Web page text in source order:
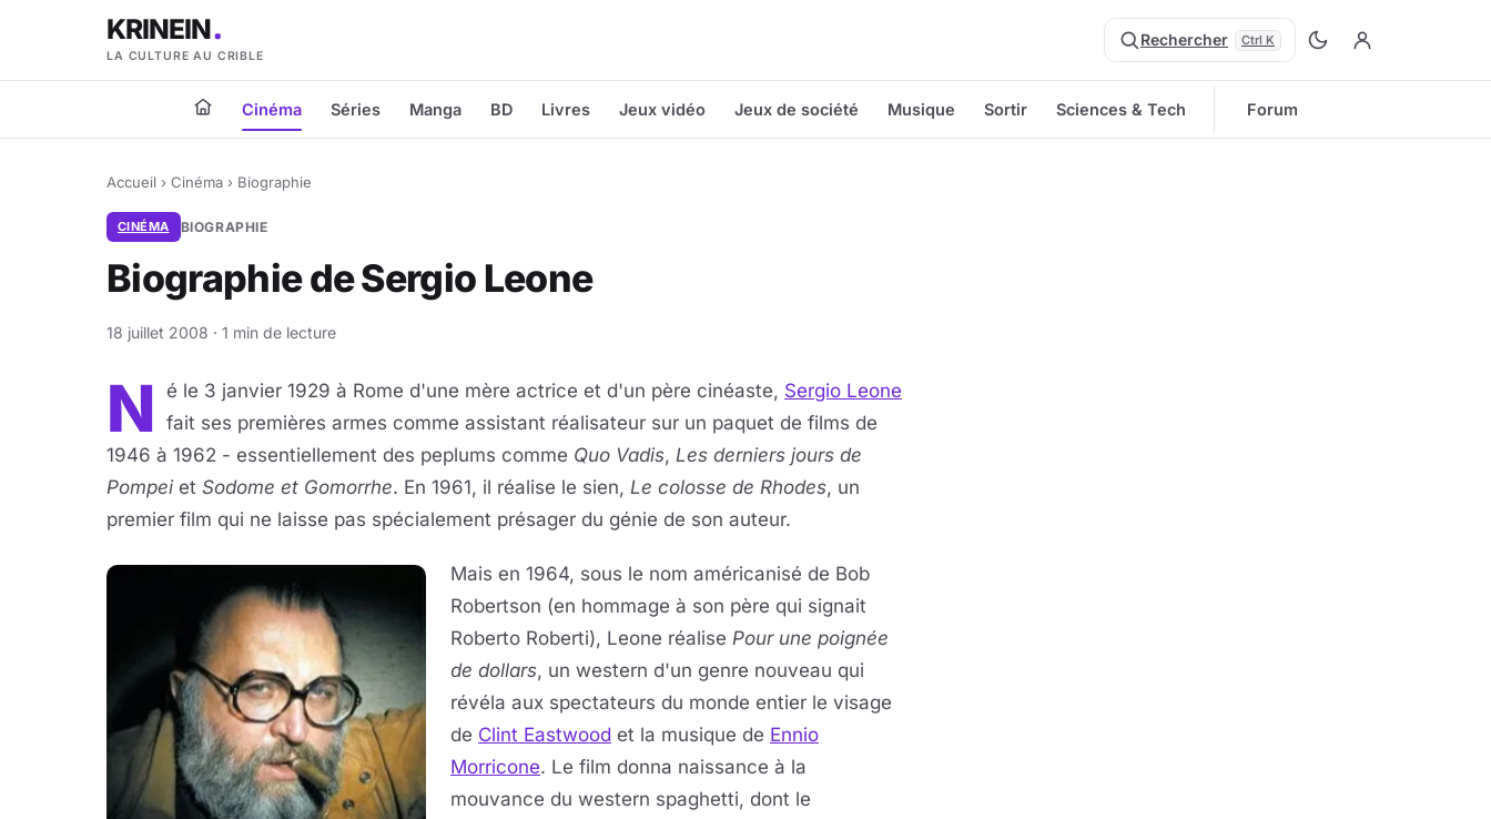
KRINEIN
LA CULTURE AU CRIBLE
Rechercher Ctrl K
Cinéma Séries Manga BD Livres Jeux vidéo Jeux de société Musique Sortir Sciences & Tech Forum
Accueil › Cinéma › Biographie
CINÉMA BIOGRAPHIE
Biographie de Sergio Leone
18 juillet 2008 · 1 min de lecture
N é le 3 janvier 1929 à Rome d'une mère actrice et d'un père cinéaste, Sergio Leone
fait ses premières armes comme assistant réalisateur sur un paquet de films de
1946 à 1962 - essentiellement des peplums comme Quo Vadis, Les derniers jours de
Pompeiet Sodome et Gomorrhe. En 1961, il réalise le sien, Le colosse de Rhodes, un
premier film qui ne laisse pas spécialement présager du génie de son auteur.
Mais en 1964, sous le nom américanisé de Bob
Robertson (en hommage à son père qui signait
Roberto Roberti), Leone réalise Pour une poignée
de dollars, un western d'un genre nouveau qui
révéla aux spectateurs du monde entier le visage
de Clint Eastwood et la musique de Ennio
Morricone. Le film donna naissance à la
mouvance du western spaghetti, dont le